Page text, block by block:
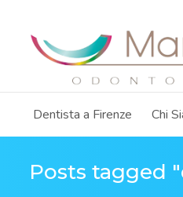
Dentista a Firenze Chi
Posts tagged